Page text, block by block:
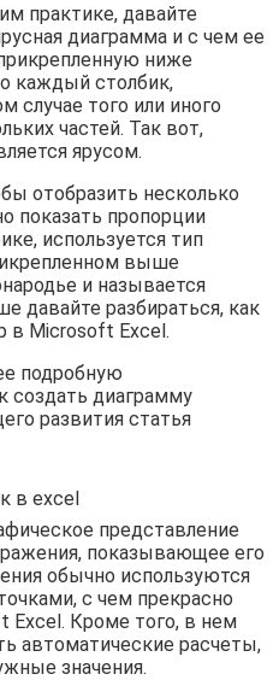
практике, давайте
диаграмма и с чем ее
ниже
каждый столбик,
того или иного
частей. Так вот,
ярусом.
отобразить несколько
показать пропорции
используется тип
выше
и называется
давайте разбираться, как
в Microsoft Excel.
подробную
создать диаграмму
развития статья
в excel
представление
показывающее его
обычно используются
с чем прекрасно
Excel. Кроме того, в нем
автоматические расчеты,
значения.